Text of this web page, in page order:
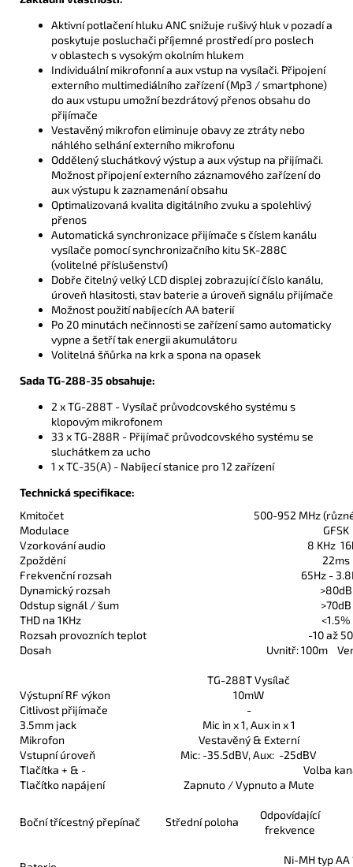
Aktivní potlačení hluku ANC snižuje rušivý hluk v pozadí a
poskytuje posluchači příjemné prostředí pro poslech
v oblastech s vysokým okolním hlukem
Individuální mikrofonní a aux vstup na vysílači. Připojení
externího multimediálního zařízení (Mp3 / smartphone)
do aux vstupu umožní bezdrátový přenos obsahu do
přijímače
Vestavěný mikrofon eliminuje obavy ze ztráty nebo
náhlého selhání externího mikrofonu
Oddělený sluchátkový výstup a aux výstup na přijímači.
Možnost připojení externího záznamového zařízení do
aux výstupu k zaznamenání obsahu
Optimalizovaná kvalita digitálního zvuku a spolehlivý
přenos
Automatická synchronizace přijímače s číslem kanálu
vysílače pomocí synchronizačního kitu SK-288C
(volitelné příslušenství)
Dobře čitelný velký LCD displej zobrazující číslo kanálu,
úroveň hlasitosti, stav baterie a úroveň signálu přijímače
Možnost použití nabíjecích AA baterií
Po 20 minutách nečinnosti se zařízení samo automaticky
vypne a šetří tak energii akumulátoru
Volitelná šňůrka na krk a spona na opasek
Sada TG-288-35 obsahuje:
2 x TG-288T - Vysílač průvodcovského systému s
klopovým mikrofonem
33 x TG-288R - Přijímač průvodcovského systému se
sluchátkem za ucho
1 x TC-35(A) - Nabíjecí stanice pro 12 zařízení
Technická specifikace:
Kmitočet
500-952 MHz
Modulace
GFSK
Vzorkování audio
8 KHz
Zpoždění
22ms
Frekvenční rozsah
65Hz -
Dynamický rozsah
>80dB
Odstup signál / šum
>70dB
THD na 1KHz
<1.5%
Rozsah provozních teplot
-10 až
Dosah
Uvnitř: 100m
TG-288T Vysílač
Výstupní RF výkon
10mW
Citlivost přijímače
-
3.5mm jack
Mic in x 1, Aux in x 1
Mikrofon
Vestavěný & Externí
Vstupní úroveň
Mic: -35.5dBV, Aux: -25dBV
Tlačítka + & -
Volba
Tlačítko napájení
Zapnuto / Vypnuto a Mute
Boční třícestný přepínač Střední poloha
Odpovídající
frekvence
Ni-MH typ AA